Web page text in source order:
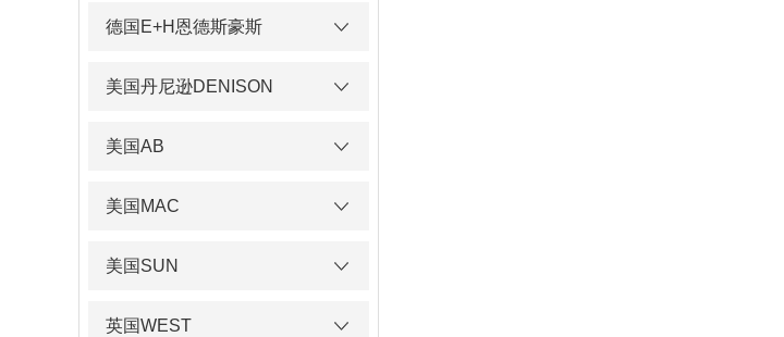
德国E+H恩德斯豪斯
美国丹尼逊DENISON
美国AB
美国MAC
美国SUN
英国WEST